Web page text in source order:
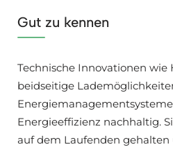
Gut zu kennen
Technische Innovationen wie
beidseitige
Energieeffizienz nachhaltig.
auf dem Laufenden